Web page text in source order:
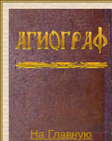
На Главную